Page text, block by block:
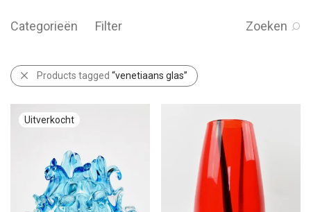
Categorieën Filter Zoeken
Products tagged “venetiaans glas”